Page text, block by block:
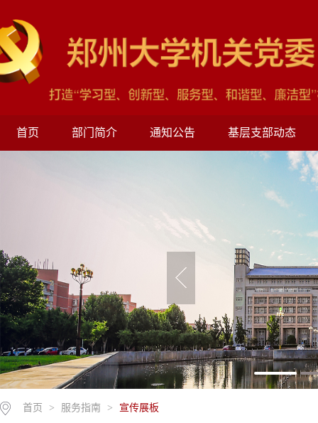
首页 部门简介 通知公告 基层支部动态
首页 > 服务指南 > 宣传展板